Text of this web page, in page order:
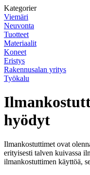
Kategorier
Viemäri
Neuvonta
Tuotteet
Materiaalit
Koneet
Eristys
Rakennusalan yritys
Työkalu
hyödyt
Ilmankostuttimet ovat
erityisesti talven kuivassa
ilmankostuttimen käyttöä,